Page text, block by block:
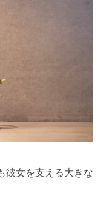
彼女を支える大きな